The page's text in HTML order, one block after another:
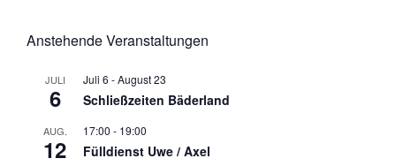
Anstehende Veranstaltungen
JULI
6
Juli 6 -August 23
Schließzeiten Bäderland
AUG.
12
17:00 - 19:00
Fülldienst Uwe / Axel